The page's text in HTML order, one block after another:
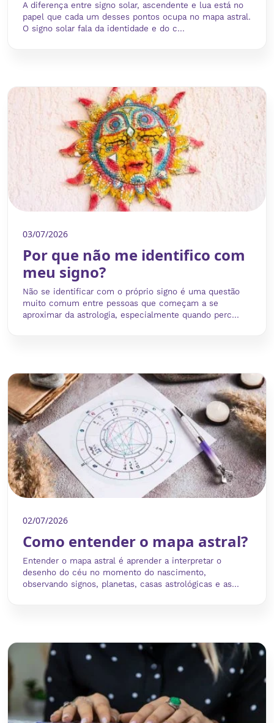
A diferença entre signo solar, ascendente e lua está no
papel que cada um desses pontos ocupa no mapa astral.
O signo solar fala da identidade e do c...
03/07/2026
Por que não me identifico com
meu signo?
Não se identificar com o próprio signo é uma questão
muito comum entre pessoas que começam a se
aproximar da astrologia, especialmente quando perc...
02/07/2026
Como entender o mapa astral?
Entender o mapa astral é aprender a interpretar o
desenho do céu no momento do nascimento,
observando signos, planetas, casas astrológicas e as...